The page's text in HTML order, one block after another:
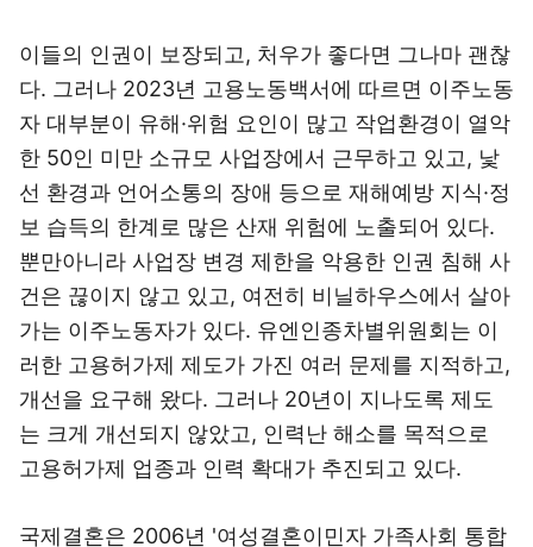
이들의 인권이 보장되고, 처우가 좋다면 그나마 괜찮
다. 그러나 2023년 고용노동백서에 따르면 이주노동
자 대부분이 유해·위험 요인이 많고 작업환경이 열악
한 50인 미만 소규모 사업장에서 근무하고 있고, 낯
선 환경과 언어소통의 장애 등으로 재해예방 지식·정
보 습득의 한계로 많은 산재 위험에 노출되어 있다.
뿐만아니라 사업장 변경 제한을 악용한 인권 침해 사
건은 끊이지 않고 있고, 여전히 비닐하우스에서 살아
가는 이주노동자가 있다. 유엔인종차별위원회는 이
러한 고용허가제 제도가 가진 여러 문제를 지적하고,
개선을 요구해 왔다. 그러나 20년이 지나도록 제도
는 크게 개선되지 않았고, 인력난 해소를 목적으로
고용허가제 업종과 인력 확대가 추진되고 있다.
국제결혼은 2006년 '여성결혼이민자 가족사회 통합